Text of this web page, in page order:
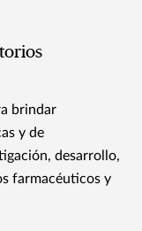
brindar
y de
desarrollo,
farmacéuticos y